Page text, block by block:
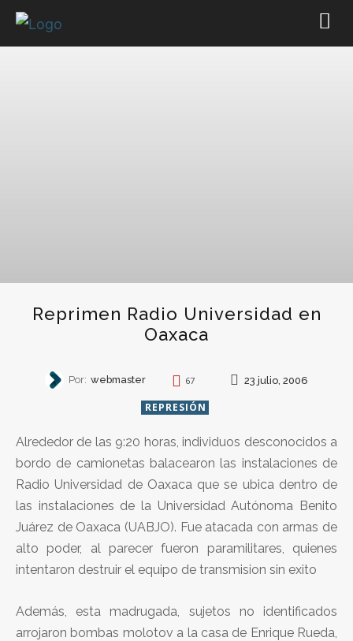
Reprimen Radio Universidad en
Oaxaca
Por: webmaster 67 23 julio, 2006
REPRESIÓN
Alrededor de las 9:20 horas, individuos desconocidos a
bordo de camionetas balacearon las instalaciones de
Radio Universidad de Oaxaca que se ubica dentro de
las instalaciones de la Universidad Autónoma Benito
Juárez de Oaxaca (UABJO). Fue atacada con armas de
alto poder, al parecer fueron paramilitares, quienes
intentaron destruir el equipo de transmision sin exito
Además, esta madrugada, sujetos no identificados
arrojaron bombas molotov a la casa de Enrique Rueda,